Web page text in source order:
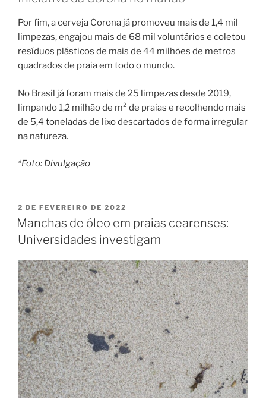
Por fim, a cerveja Corona já promoveu mais de 1,4 mil
limpezas, engajou mais de 68 mil voluntários e coletou
resíduos plásticos de mais de 44 milhões de metros
quadrados de praia em todo o mundo.
No Brasil já foram mais de 25 limpezas desde 2019,
limpando 1,2 milhão de m² de praias e recolhendo mais
de 5,4 toneladas de lixo descartados de forma irregular
na natureza.
*Foto: Divulgação
PUBLICADO
EM
2 DE FEVEREIRO DE 2022
Manchas de óleo em praias cearenses:
Universidades investigam